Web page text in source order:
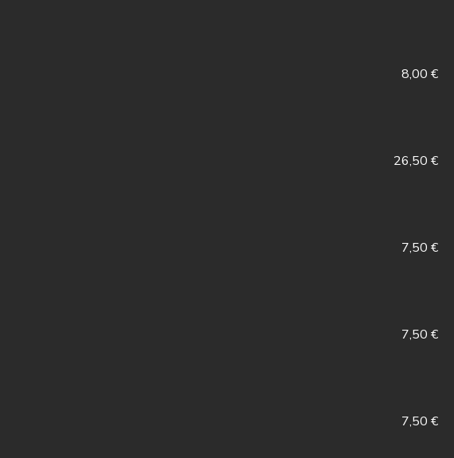
8,00 €
26,50 €
7,50 €
7,50 €
7,50 €